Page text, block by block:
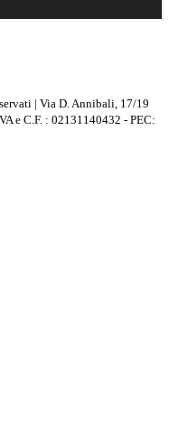
| Via D. Annibali, 17/19
e C.F. : 02131140432 - PEC: